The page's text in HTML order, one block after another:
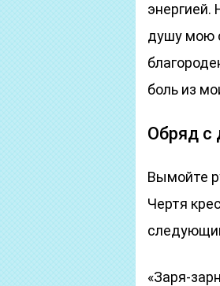
душу мою
боль из
Обряд с
Вымойте
Чертя
«Заря-